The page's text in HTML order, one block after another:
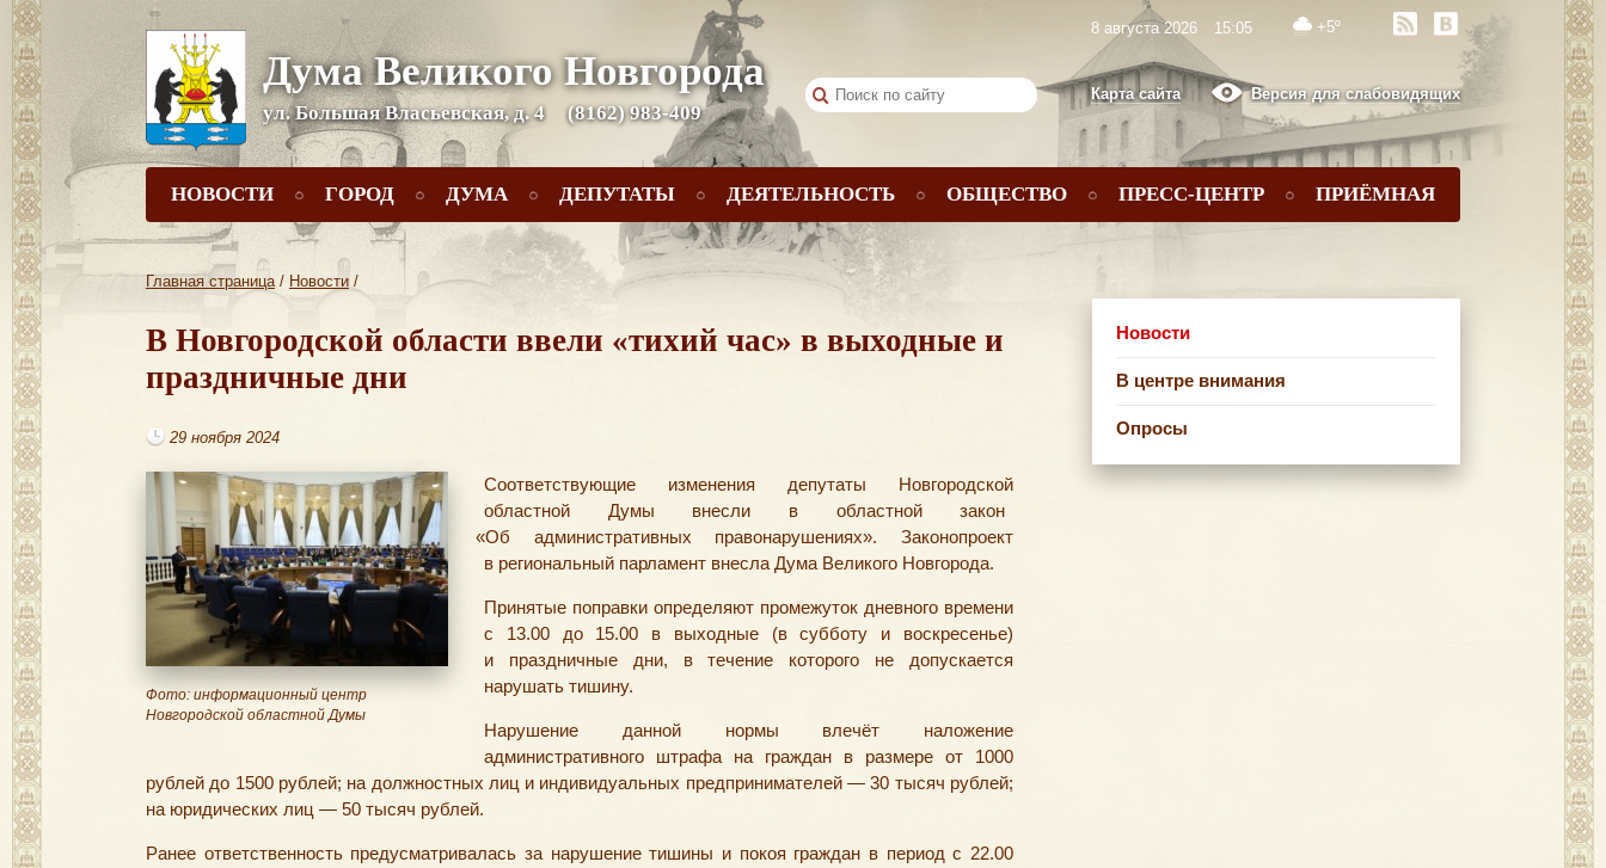
Дума Великого Новгорода
ул. Большая Власьевская, д. 4 (8162) 983-409
Карта сайта Версия для слабовидящих
8 августа 2026 15:05 +5º
НОВОСТИ ГОРОД ДУМА ДЕПУТАТЫ ДЕЯТЕЛЬНОСТЬ ОБЩЕСТВО ПРЕСС-ЦЕНТР ПРИЁМНАЯ
Главная страница/ Новости /
В Новгородской области ввели «тихий час» в выходные и
праздничные дни
29 ноября 2024
Фото: информационный центр
Новгородской областной Думы
Соответствующие изменения депутаты Новгородской
областной Думы внесли в областной закон
«Об административных правонарушениях». Законопроект
в региональный парламент внесла Дума Великого Новгорода.
Принятые поправки определяют промежуток дневного времени
с 13.00 до 15.00 в выходные
(в субботу и воскресенье)
и праздничные дни, в течение которого не допускается
нарушать тишину.
Нарушение данной нормы влечёт наложение
административного штрафа на граждан в размере от 1000
рублей до 1500 рублей; на должностных лиц и индивидуальных предпринимателей — 30 тысяч рублей;
на юридических лиц — 50 тысяч рублей.
Ранее ответственность предусматривалась за нарушение тишины и покоя граждан в период с 22.00
Новости
В центре внимания
Опросы